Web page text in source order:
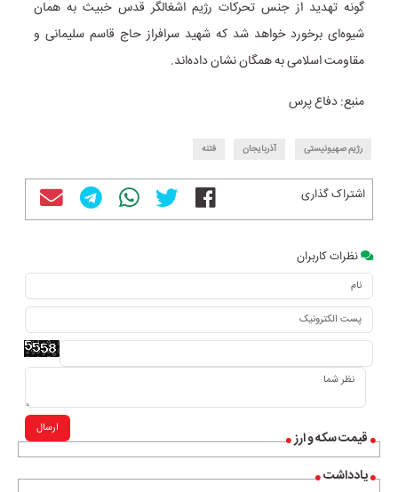
قیمت سکه و ارز
یادداشت
گونه تهدید از جنس تحرکات رژیم اشغالگر قدس خبیث به همان
شیوه‌ای برخورد خواهد شد که شهید سرافراز حاج قاسم سلیمانی و
مقاومت اسلامی به همگان نشان داده‌اند.
منبع: دفاع پرس
رژیم صهیونیستی آذربایجان فتنه‌
اشتراک گذاری
نظرات کاربران
ارسال